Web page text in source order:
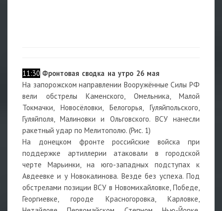
11:30 Фронтовая сводка на утро 26 мая
На запорожском направлении Вооружённые Силы РФ
вели обстрелы Каменского, Омельника, Малой
Токмачки, Новосёловки, Белогорья, Гуляйпольского,
Гуляйполя, Малиновки и Ольговского. ВСУ нанесли
ракетный удар по Мелитополю. (Рис. 1)
На донецком фронте российские войска при
поддержке артиллерии атаковали в городской
черте Марьинки, на юго-западных подступах к
Авдеевке и у Новокалинова. Везде без успеха. Под
обстрелами позиции ВСУ в Новомихайловке, Победе,
Георгиевке, городе Красногоровка, Карловке,